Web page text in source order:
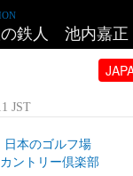
鉄人 池内嘉正
JST
日本のゴルフ場
ントリー倶楽部